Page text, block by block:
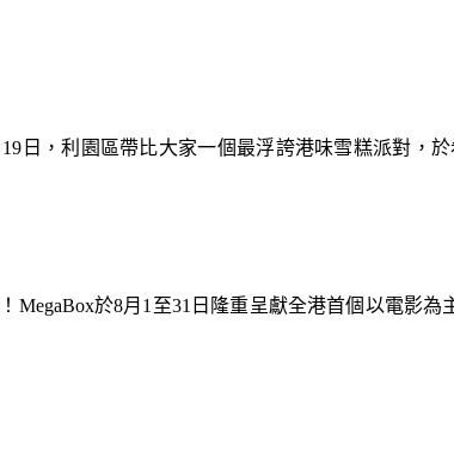
日，利園區帶比大家一個最浮誇港味雪糕派對，
於8月1至31日隆重呈獻全港首個以電影